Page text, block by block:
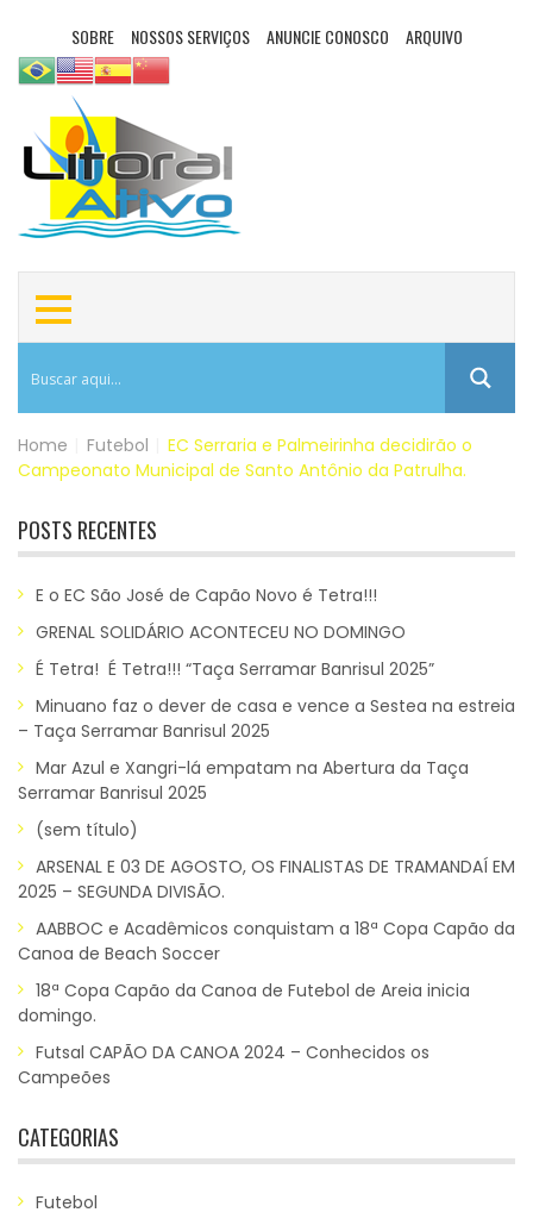
SOBRE NOSSOS SERVIÇOS ANUNCIE CONOSCO ARQUIVO
Home Futebol
EC Serraria e Palmeirinha decidirão o
Campeonato Municipal de Santo Antônio da Patrulha.
POSTS RECENTES
E o EC São José de Capão Novo é Tetra!!!
GRENAL SOLIDÁRIO ACONTECEU NO DOMINGO
É Tetra! É Tetra!!! “Taça Serramar Banrisul 2025”
Minuano faz o dever de casa e vence a Sestea na estreia
– Taça Serramar Banrisul 2025
Mar Azul e Xangri-lá empatam na Abertura da Taça
Serramar Banrisul 2025
(sem título)
ARSENAL E 03 DE AGOSTO, OS FINALISTAS DE TRAMANDAÍ EM
2025 – SEGUNDA DIVISÃO.
AABBOC e Acadêmicos conquistam a 18ª Copa Capão da
Canoa de Beach Soccer
18ª Copa Capão da Canoa de Futebol de Areia inicia
domingo.
Futsal CAPÃO DA CANOA 2024 – Conhecidos os
Campeões
CATEGORIAS
Futebol